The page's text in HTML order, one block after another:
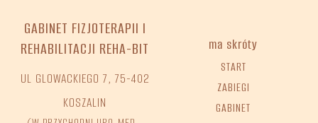
GABINET FIZJOTERAPII I
REHABILITACJI REHA-BIT
UL GLOWACKIEGO 7, 75-402
KOSZALIN
ma skróty
START
ZABIEGI
GABINET